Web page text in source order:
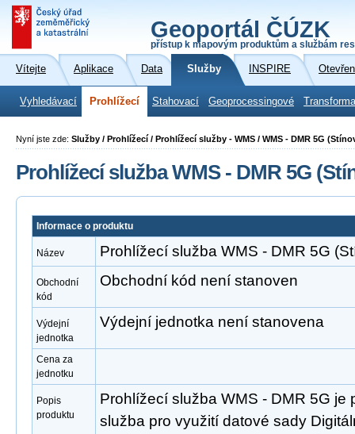
Geoportál ČÚZK
přístup k mapovým produktům a službám
Vítejte Aplikace Data Služby INSPIRE
Vyhledávací Prohlížecí Stahovací Geoprocessingové
Nyní jste zde: Služby / Prohlížecí / Prohlížecí služby - WMS / WMS - DMR 5G
Prohlížecí služba WMS - DMR 5G
Informace o produktu
Název Prohlížecí služba WMS - DMR 5G
Obchodní
kód
Obchodní kód není stanoven
Výdejní
jednotka
Výdejní jednotka není stanovena
Cena za
jednotku
Popis
produktu
Prohlížecí služba WMS - DMR 5G je
služba pro využití datové sady